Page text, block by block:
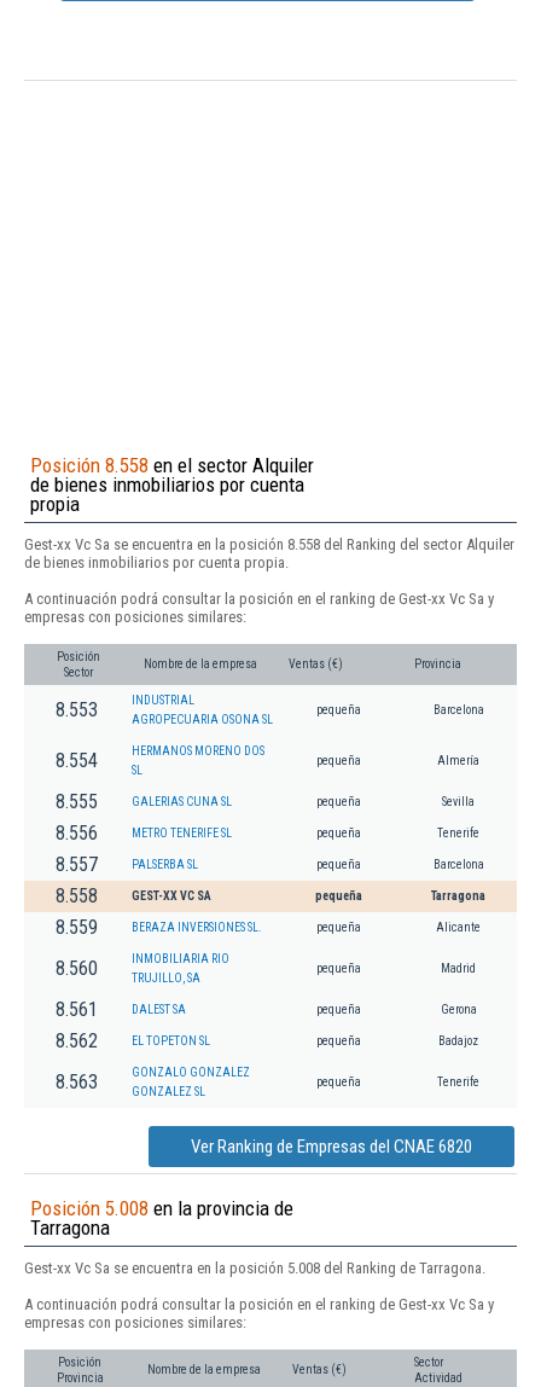
Posición 8.558 en el sector Alquiler
de bienes inmobiliarios por cuenta
propia
Gest-xx Vc Sa se encuentra en la posición 8.558 del Ranking del sector Alquiler
de bienes inmobiliarios por cuenta propia.
A continuación podrá consultar la posición en el ranking de Gest-xx Vc Sa y
empresas con posiciones similares:
Posición
Sector
Nombre de la empresa Ventas (€) Provincia
8.553
INDUSTRIAL
AGROPECUARIA OSONA SL
pequeña Barcelona
8.554
HERMANOS MORENO DOS
SL
pequeña Almería
8.555 GALERIAS CUNA SL pequeña Sevilla
8.556 METRO TENERIFE SL pequeña Tenerife
8.557 PALSERBA SL pequeña Barcelona
8.558 GEST-XX VC SA pequeña Tarragona
8.559 BERAZA INVERSIONES SL. pequeña Alicante
8.560
INMOBILIARIA RIO
TRUJILLO, SA
pequeña Madrid
8.561 DALEST SA pequeña Gerona
8.562 EL TOPETON SL pequeña Badajoz
8.563
GONZALO GONZALEZ
GONZALEZ SL
pequeña Tenerife
Ver Ranking de Empresas del CNAE 6820
Posición 5.008 en la provincia de
Tarragona
Gest-xx Vc Sa se encuentra en la posición 5.008 del Ranking de Tarragona.
A continuación podrá consultar la posición en el ranking de Gest-xx Vc Sa y
empresas con posiciones similares:
Posición
Provincia
Nombre de la empresa Ventas (€)
Sector
Actividad